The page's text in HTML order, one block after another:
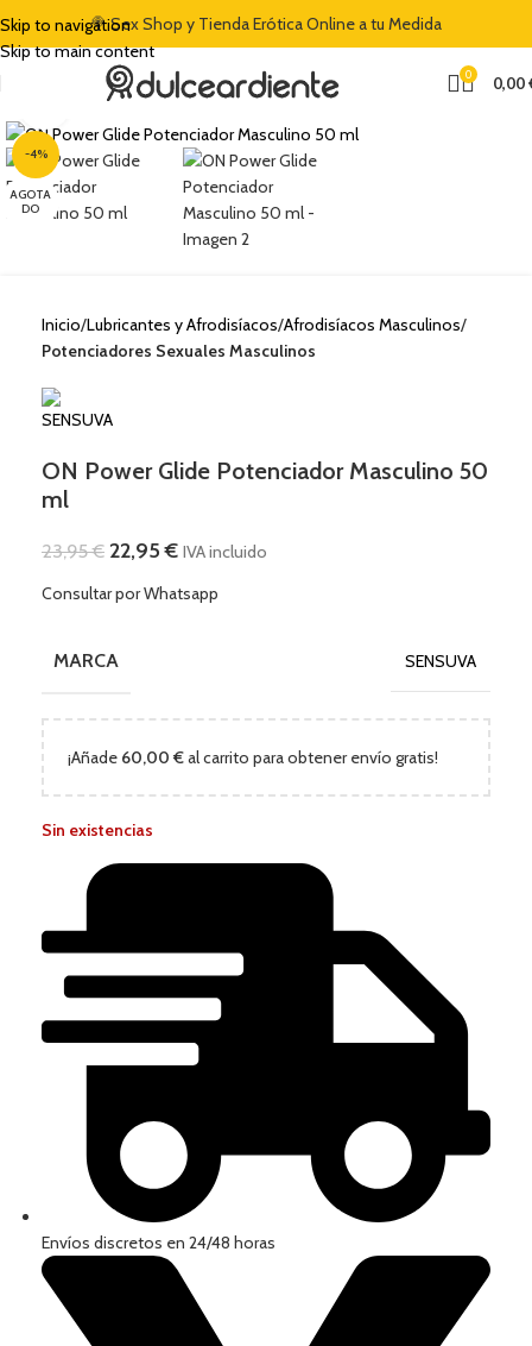
Skip to navigation
Skip to main content
🍭 Sex Shop y Tienda Erótica Online a tu Medida
0 0,00
-4%
AGOTA
DO
Clic para ampliar
Inicio Lubricantes y Afrodisíacos Afrodisíacos Masculinos
Potenciadores Sexuales Masculinos
ON Power Glide Potenciador Masculino 50
ml
23,95€ 22,95€ IVA incluido
Consultar por Whatsapp
MARCA SENSUVA
¡Añade 60,00 €al carrito para obtener envío gratis!
Sin existencias
Envíos discretos en 24/48 horas